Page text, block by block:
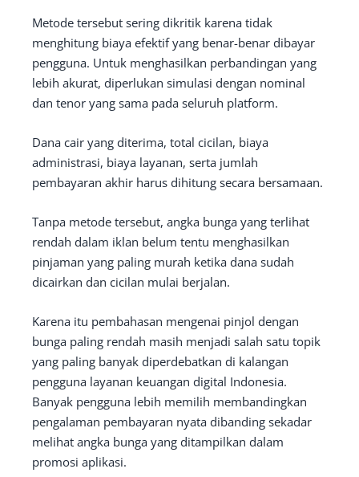
Metode tersebut sering dikritik karena tidak
menghitung biaya efektif yang benar-benar dibayar
pengguna. Untuk menghasilkan perbandingan yang
lebih akurat, diperlukan simulasi dengan nominal
dan tenor yang sama pada seluruh platform.
Dana cair yang diterima, total cicilan, biaya
administrasi, biaya layanan, serta jumlah
pembayaran akhir harus dihitung secara bersamaan.
Tanpa metode tersebut, angka bunga yang terlihat
rendah dalam iklan belum tentu menghasilkan
pinjaman yang paling murah ketika dana sudah
dicairkan dan cicilan mulai berjalan.
Karena itu pembahasan mengenai pinjol dengan
bunga paling rendah masih menjadi salah satu topik
yang paling banyak diperdebatkan di kalangan
pengguna layanan keuangan digital Indonesia.
Banyak pengguna lebih memilih membandingkan
pengalaman pembayaran nyata dibanding sekadar
melihat angka bunga yang ditampilkan dalam
promosi aplikasi.